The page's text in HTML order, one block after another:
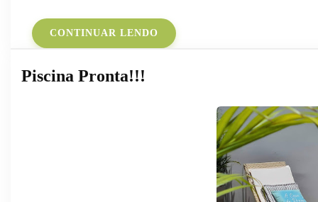
CONTINUAR LENDO
Piscina Pronta!!!